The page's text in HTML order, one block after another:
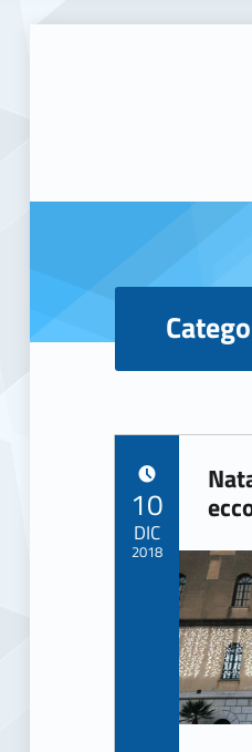
C
a
t
10
DIC
2018